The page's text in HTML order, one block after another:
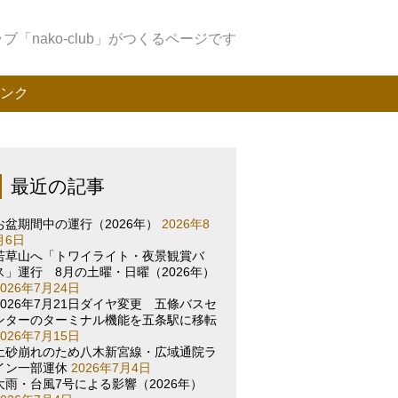
「nako-club」がつくるページです
ク
最近の記事
盆期間中の運行（2026年）
2026年8
6日
草山へ「トワイライト・夜景観賞バ
」運行 8月の土曜・日曜（2026年）
年7月24日
年7月21日ダイヤ変更 五條バスセ
ターのターミナル機能を五条駅に移転
年7月15日
砂崩れのため八木新宮線・広域通院ラ
ン一部運休 2026年7月4日
雨・台風7号による影響（2026年）